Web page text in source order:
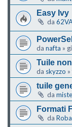
Easy Ivy
da
da nafta »
Tuile
da skyzzo »
tuile
da
Formati
da